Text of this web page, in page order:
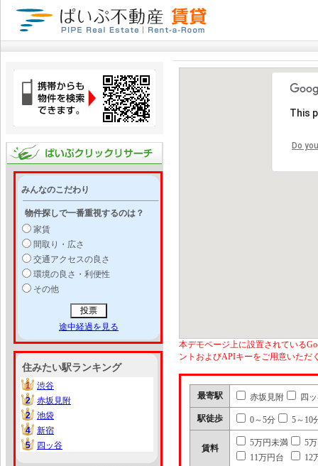
みんなのこだわり
物件探しで一番重視するのは？
家賃
間取り・広さ
交通アクセスの良さ
環境の良さ・利便性
その他
途中経過を見る
住みたい駅ランキング
1
1
渋谷
2
2
赤坂見附
2
2
池袋
4
4
新宿
5
5 四ッ谷
This
Do
本デモページ上に設置されている
ントおよびAPIキーをご用意いただ
最寄駅 赤坂見附 四
駅徒歩 0～5分 5～10
賃料
5万円未満
5
11万円台
12